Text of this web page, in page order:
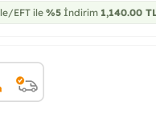
EFT ile%5 İndirim 1,140.00